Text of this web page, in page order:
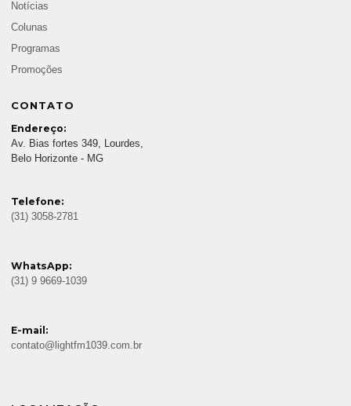
Notícias
Colunas
Programas
Promoções
CONTATO
Endereço:
Av. Bias fortes 349, Lourdes,
Belo Horizonte - MG
Telefone:
(31) 3058-2781
WhatsApp:
(31) 9 9669-1039
E-mail:
contato@lightfm1039.com.br